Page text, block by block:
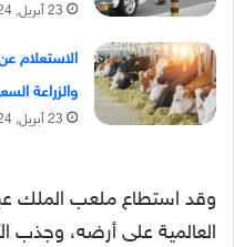
23 أبريل, 2024
الاستعلام
والزراعة
23 أبريل, 2024
وقد استطاع ملعب الملك
العالمية على أرضه، وجذب